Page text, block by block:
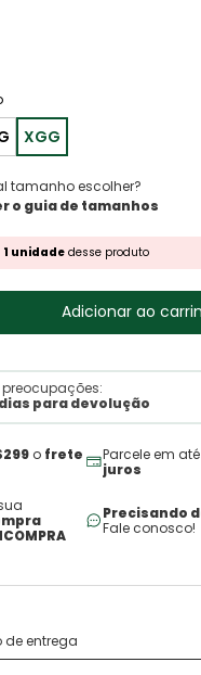
XGG
tamanho escolher?
1 unidade desse produto
Adicionar ao
para devolução
o frete
Parcele em até
juros
Precisando
Fale conosco!
de entrega